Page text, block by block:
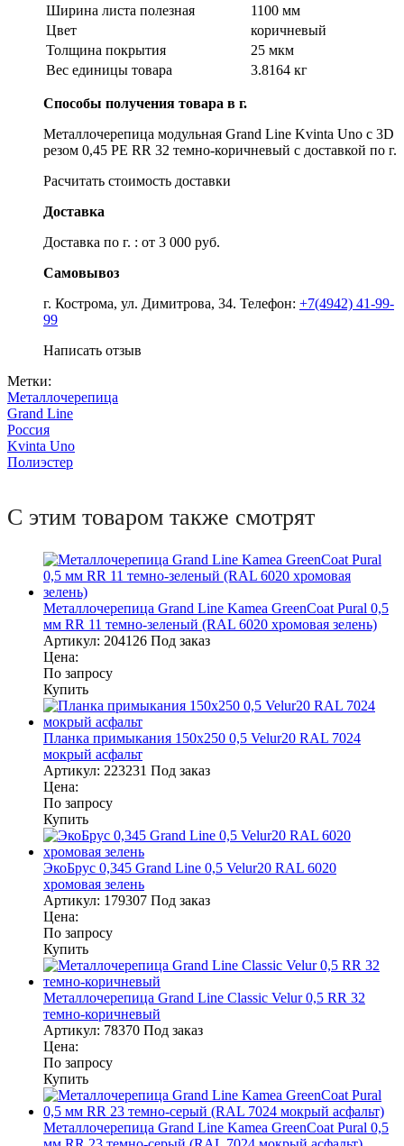
Ширина листа полезная
1100 мм
Цвет
коричневый
Толщина покрытия
25 мкм
Вес единицы товара
3.8164 кг
Способы получения товара в г.
Металлочерепица модульная Grand Line Kvinta Uno c 3D
резом 0,45 PE RR 32 темно-коричневый с доставкой по г.
Расчитать стоимость доставки
Доставка
Доставка по г. : от 3 000 руб.
Самовывоз
г. Кострома, ул. Димитрова, 34. Телефон: +7(4942) 41-99-
99
Написать отзыв
Метки:
Металлочерепица
Grand Line
Россия
Kvinta Uno
Полиэстер
С этим товаром также смотрят
Металлочерепица Grand Line Kamea GreenCoat Pural 0,5
мм RR 11 темно-зеленый (RAL 6020 хромовая зелень)
Артикул: 204126 Под заказ
Цена:
По запросу
Купить
Планка примыкания 150х250 0,5 Velur20 RAL 7024
мокрый асфальт
Артикул: 223231 Под заказ
Цена:
По запросу
Купить
ЭкоБрус 0,345 Grand Line 0,5 Velur20 RAL 6020
хромовая зелень
Артикул: 179307 Под заказ
Цена:
По запросу
Купить
Металлочерепица Grand Line Classic Velur 0,5 RR 32
темно-коричневый
Артикул: 78370 Под заказ
Цена:
По запросу
Купить
Металлочерепица Grand Line Kamea GreenCoat Pural 0,5